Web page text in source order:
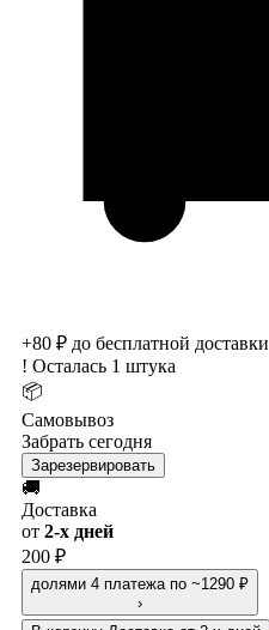
+80 ₽ до бесплатной доставки
! Осталась 1 штука
📦
Самовывоз
Забрать сегодня
Зарезервировать
🚚
Доставка
от 2-х дней
200 ₽
долями 4 платежа по ~1290 ₽
›